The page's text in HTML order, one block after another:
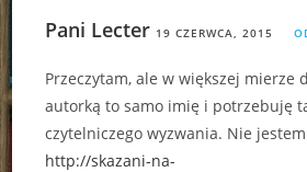
Pani Lecter 19 CZERWCA, 2015
Przeczytam, ale w większej mierze
autorką to samo imię i potrzebuję
czytelniczego wyzwania. Nie
http://skazani-na-